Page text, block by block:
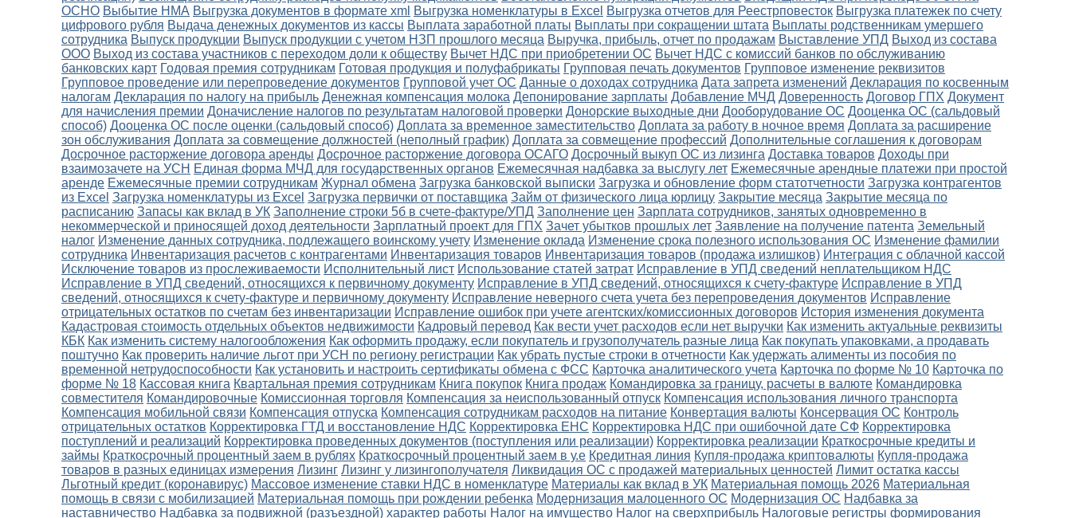
ОСНО Выбытие НМА Выгрузка документов в формате xml Выгрузка номенклатуры в Excel Выгрузка отчетов для Реестрповесток Выгрузка платежек по счету
цифрового рубля Выдача денежных документов из кассы Выплата заработной платы Выплаты при сокращении штата Выплаты родственникам умершего
сотрудника Выпуск продукции Выпуск продукции с учетом НЗП прошлого месяца Выручка, прибыль, отчет по продажам Выставление УПД Выход из состава
ООО Выход из состава участников с переходом доли к обществу Вычет НДС при приобретении ОС Вычет НДС с комиссий банков по обслуживанию
банковских карт Годовая премия сотрудникам Готовая продукция и полуфабрикаты Групповая печать документов Групповое изменение реквизитов
Групповое проведение или перепроведение документов Групповой учет ОС Данные о доходах сотрудника Дата запрета изменений Декларация по косвенным
налогам Декларация по налогу на прибыль Денежная компенсация молока Депонирование зарплаты Добавление МЧД Доверенность Договор ГПХ Документ
для начисления премии Доначисление налогов по результатам налоговой проверки Донорские выходные дни Дооборудование ОС Дооценка ОС (сальдовый
способ) Дооценка ОС после оценки (сальдовый способ) Доплата за временное заместительство Доплата за работу в ночное время Доплата за расширение
зон обслуживания Доплата за совмещение должностей (неполный график) Доплата за совмещение профессий Дополнительные соглашения к договорам
Досрочное расторжение договора аренды Досрочное расторжение договора ОСАГО Досрочный выкуп ОС из лизинга Доставка товаров Доходы при
взаимозачете на УСН Единая форма МЧД для государственных органов Ежемесячная надбавка за выслугу лет Ежемесячные арендные платежи при простой
аренде Ежемесячные премии сотрудникам Журнал обмена Загрузка банковской выписки Загрузка и обновление форм статотчетности Загрузка контрагентов
из Excel Загрузка номенклатуры из Excel Загрузка первички от поставщика Займ от физического лица юрлицу Закрытие месяца Закрытие месяца по
расписанию Запасы как вклад в УК Заполнение строки 5б в счете-фактуре/УПД Заполнение цен Зарплата сотрудников, занятых одновременно в
некоммерческой и приносящей доход деятельности Зарплатный проект для ГПХ Зачет убытков прошлых лет Заявление на получение патента Земельный
налог Изменение данных сотрудника, подлежащего воинскому учету Изменение оклада Изменение срока полезного использования ОС Изменение фамилии
сотрудника Инвентаризация расчетов с контрагентами Инвентаризация товаров Инвентаризация товаров (продажа излишков) Интеграция с облачной кассой
Исключение товаров из прослеживаемости Исполнительный лист Использование статей затрат Исправление в УПД сведений неплательщиком НДС
Исправление в УПД сведений, относящихся к первичному документу Исправление в УПД сведений, относящихся к счету-фактуре Исправление в УПД
сведений, относящихся к счету-фактуре и первичному документу Исправление неверного счета учета без перепроведения документов Исправление
отрицательных остатков по счетам без инвентаризации Исправление ошибок при учете агентских/комиссионных договоров История изменения документа
Кадастровая стоимость отдельных объектов недвижимости Кадровый перевод Как вести учет расходов если нет выручки Как изменить актуальные реквизиты
КБК Как изменить систему налогообложения Как оформить продажу, если покупатель и грузополучатель разные лица Как покупать упаковками, а продавать
поштучно Как проверить наличие льгот при УСН по региону регистрации Как убрать пустые строки в отчетности Как удержать алименты из пособия по
временной нетрудоспособности Как установить и настроить сертификаты обмена с ФСС Карточка аналитического учета Карточка по форме № 10 Карточка по
форме № 18 Кассовая книга Квартальная премия сотрудникам Книга покупок Книга продаж Командировка за границу, расчеты в валюте Командировка
совместителя Командировочные Комиссионная торговля Компенсация за неиспользованный отпуск Компенсация использования личного транспорта
Компенсация мобильной связи Компенсация отпуска Компенсация сотрудникам расходов на питание Конвертация валюты Консервация ОС Контроль
отрицательных остатков Корректировка ГТД и восстановление НДС Корректировка ЕНС Корректировка НДС при ошибочной дате СФ Корректировка
поступлений и реализаций Корректировка проведенных документов (поступления или реализации) Корректировка реализации Краткосрочные кредиты и
займы Краткосрочный процентный заем в рублях Краткосрочный процентный заем в у.е Кредитная линия Купля-продажа криптовалюты Купля-продажа
товаров в разных единицах измерения Лизинг Лизинг у лизингополучателя Ликвидация ОС с продажей материальных ценностей Лимит остатка кассы
Льготный кредит (коронавирус) Массовое изменение ставки НДС в номенклатуре Материалы как вклад в УК Материальная помощь 2026 Материальная
помощь в связи с мобилизацией Материальная помощь при рождении ребенка Модернизация малоценного ОС Модернизация ОС Надбавка за
наставничество Надбавка за подвижной (разъездной) характер работы Налог на имущество Налог на сверхприбыль Налоговые регистры формирования